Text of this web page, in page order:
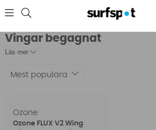
Vingar begagnat
Läs mer
Mest populära
Ozone
Ozone FLUX V2 Wing